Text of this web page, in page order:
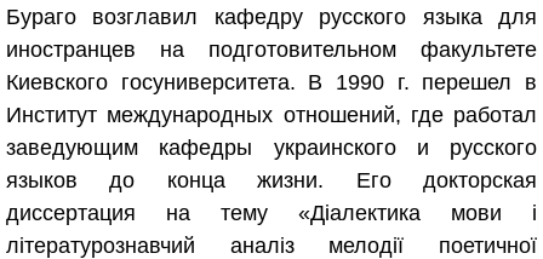
Бураго возглавил кафедру русского языка для
иностранцев на подготовительном факультете
Киевского госуниверситета. В 1990 г. перешел в
Институт международных отношений, где работал
заведующим кафедры украинского и русского
языков до конца жизни. Его докторская
диссертация на тему «Діалектика мови і
літературознавчий аналіз мелодії поетичної